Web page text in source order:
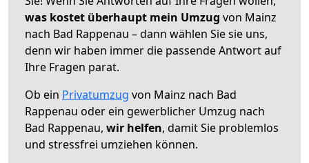
was kostet überhaupt mein Umzug von Mainz
nach Bad Rappenau – dann wählen Sie sie uns,
denn wir haben immer die passende Antwort auf
Ihre Fragen parat.
Ob ein Privatumzug von Mainz nach Bad
Rappenau oder ein gewerblicher Umzug nach
Bad Rappenau, wir helfen, damit Sie problemlos
und stressfrei umziehen können.